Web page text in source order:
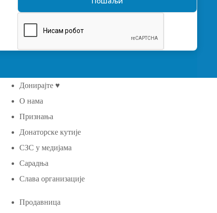
Донирајте ♥
О нама
Признања
Донаторске кутије
СЗС у медијама
Сарадња
Слава организације
Продавница